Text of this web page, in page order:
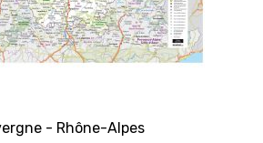
- Rhône-Alpes